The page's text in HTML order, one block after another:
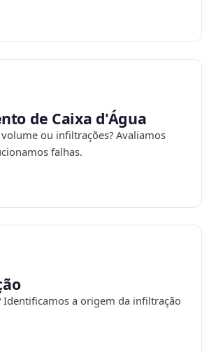
de Caixa d'Água
ou infiltrações? Avaliamos
falhas.
Identificamos a origem da infiltração